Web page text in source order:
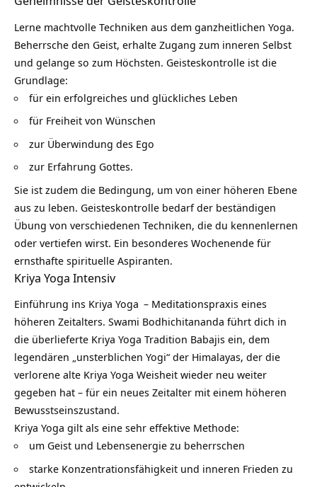
Lerne machtvolle Techniken aus dem ganzheitlichen Yoga.
Beherrsche den Geist, erhalte Zugang zum inneren Selbst
und gelange so zum Höchsten. Geisteskontrolle ist die
Grundlage:
für ein erfolgreiches und glückliches Leben
für Freiheit von Wünschen
zur Überwindung des Ego
zur Erfahrung Gottes.
Sie ist zudem die Bedingung, um von einer höheren Ebene
aus zu leben. Geisteskontrolle bedarf der beständigen
Übung von verschiedenen Techniken, die du kennenlernen
oder vertiefen wirst. Ein besonderes Wochenende für
ernsthafte spirituelle Aspiranten.
Kriya Yoga Intensiv
Einführung ins Kriya Yoga – Meditationspraxis eines
höheren Zeitalters. Swami Bodhichitananda führt dich in
die überlieferte Kriya Yoga Tradition Babajis ein, dem
legendären „unsterblichen Yogi“ der Himalayas, der die
verlorene alte Kriya Yoga Weisheit wieder neu weiter
gegeben hat – für ein neues Zeitalter mit einem höheren
Bewusstseinszustand.
Kriya Yoga gilt als eine sehr effektive Methode:
um Geist und Lebensenergie zu beherrschen
starke Konzentrationsfähigkeit und inneren Frieden zu